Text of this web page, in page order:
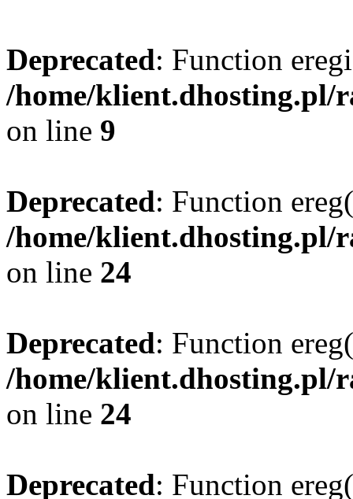
Deprecated: Function
/home/klient.dhosting.pl/
on line 9
Deprecated: Function
/home/klient.dhosting.pl/
on line 24
Deprecated: Function
/home/klient.dhosting.pl/
on line 24
Deprecated: Function